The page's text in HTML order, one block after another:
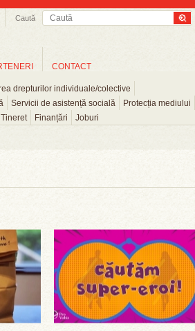
Caută
drepturilor individuale/colective
Servicii de asistență socială
Protecția mediului
Tineret Finanțări Joburi
CONTACT